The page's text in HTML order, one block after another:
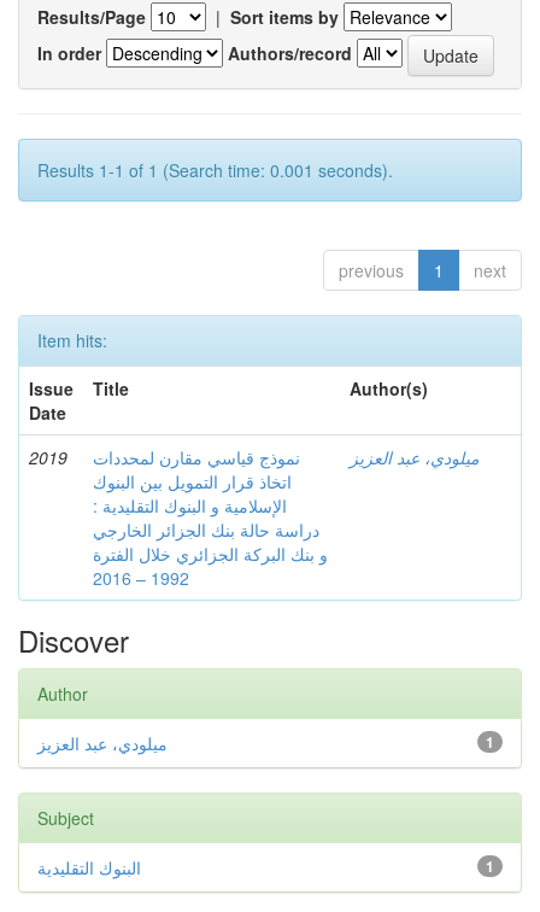
Results/Page | Sort items by
In order
Authors/record
Results 1-1 of 1 (Search time: 0.001 seconds).
previous 1 next
Item hits:
Issue
Date
Title Author(s)
2019
نموذج قياسي مقارن لمحددات
اتخاذ قرار التمويل بين البنوك
الإسلامية و البنوك التقليدية :
دراسة حالة بنك الجزائر الخارجي
و بنك البركة الجزائري خلال الفترة
1992 – 2016
ميلودي، عبد العزيز
Discover
Author
1 ميلودي، عبد العزيز
Subject
1 البنوك التقليدية